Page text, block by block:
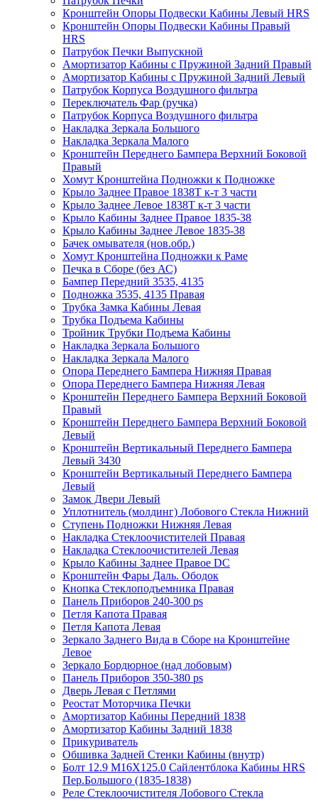
Кронштейн Опоры Подвески Кабины Левый HRS
Кронштейн Опоры Подвески Кабины Правый
HRS
Патрубок Печки Выпускной
Амортизатор Кабины с Пружиной Задний Правый
Амортизатор Кабины с Пружиной Задний Левый
Патрубок Корпуса Воздушного фильтра
Переключатель Фар (ручка)
Патрубок Корпуса Воздушного фильтра
Накладка Зеркала Большого
Накладка Зеркала Малого
Кронштейн Переднего Бампера Верхний Боковой
Правый
Хомут Кронштейна Подножки к Подножке
Крыло Заднее Правое 1838Т к-т 3 части
Крыло Заднее Левое 1838Т к-т 3 части
Крыло Кабины Заднее Правое 1835-38
Крыло Кабины Заднее Левое 1835-38
Бачек омывателя (нов.обр.)
Хомут Кронштейна Подножки к Раме
Печка в Сборе (без АС)
Бампер Передний 3535, 4135
Подножка 3535, 4135 Правая
Трубка Замка Кабины Левая
Трубка Подъема Кабины
Тройник Трубки Подъема Кабины
Накладка Зеркала Большого
Накладка Зеркала Малого
Опора Переднего Бампера Нижняя Правая
Опора Переднего Бампера Нижняя Левая
Кронштейн Переднего Бампера Верхний Боковой
Правый
Кронштейн Переднего Бампера Верхний Боковой
Левый
Кронштейн Вертикальный Переднего Бампера
Левый 3430
Кронштейн Вертикальный Переднего Бампера
Левый
Замок Двери Левый
Уплотнитель (молдинг) Лобового Стекла Нижний
Ступень Подножки Нижняя Левая
Накладка Стеклоочистителей Правая
Накладка Стеклоочистителей Левая
Крыло Кабины Заднее Правое DC
Кронштейн Фары Даль. Ободок
Кнопка Стеклоподъемника Правая
Панель Приборов 240-300 ps
Петля Капота Правая
Петля Капота Левая
Зеркало Заднего Вида в Сборе на Кронштейне
Левое
Зеркало Бордюрное (над лобовым)
Панель Приборов 350-380 ps
Дверь Левая с Петлями
Реостат Моторчика Печки
Амортизатор Кабины Передний 1838
Амортизатор Кабины Задний 1838
Прикуриватель
Обшивка Задней Стенки Кабины (внутр)
Болт 12.9 M16X125.0 Сайлентблока Кабины HRS
Пер.Большого (1835-1838)
Реле Стеклоочистителя Лобового Стекла